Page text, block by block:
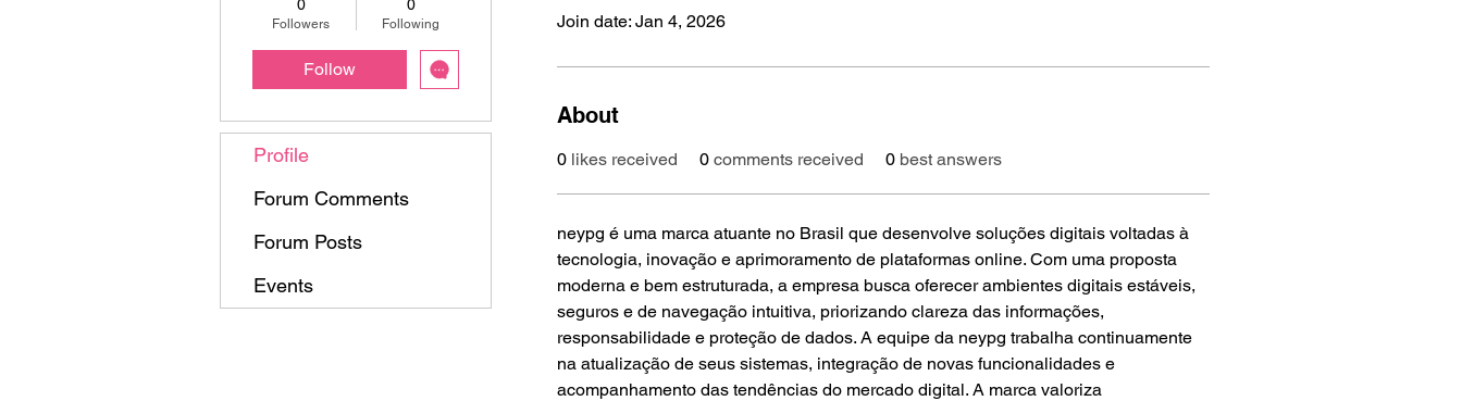
Join date: Jan 4, 2026
About
0 likes received 0 comments received 0 best answers
neypg é uma marca atuante no Brasil que desenvolve soluções digitais voltadas à
tecnologia, inovação e aprimoramento de plataformas online. Com uma proposta
moderna e bem estruturada, a empresa busca oferecer ambientes digitais estáveis,
seguros e de navegação intuitiva, priorizando clareza das informações,
responsabilidade e proteção de dados. A equipe da neypg trabalha continuamente
na atualização de seus sistemas, integração de novas funcionalidades e
acompanhamento das tendências do mercado digital. A marca valoriza
0
Followers
0
Following
Follow
Profile
Forum Comments
Forum Posts
Events